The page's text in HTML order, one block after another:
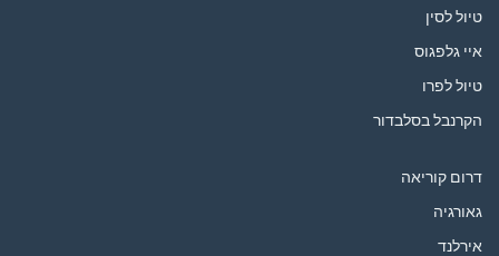
טיול לסין
איי גלפגוס
טיול לפרו
הקרנבל בסלבדור
דרום קוריאה
גאורגיה
אירלנד